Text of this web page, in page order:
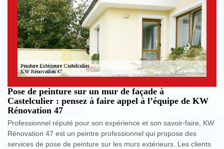
Pose de peinture sur un mur de façade à
Castelculier : pensez à faire appel à l’équipe de KW
Rénovation 47
Professionnel réputé pour son expérience et son savoir-faire, KW
Rénovation 47 est un peintre professionnel qui propose des
services de pose de peinture sur les murs extérieurs. Les clients